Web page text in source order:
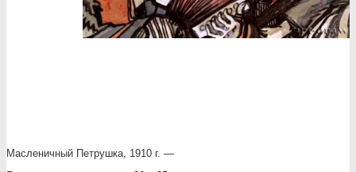
Масленичный Петрушка, 1910 г. —